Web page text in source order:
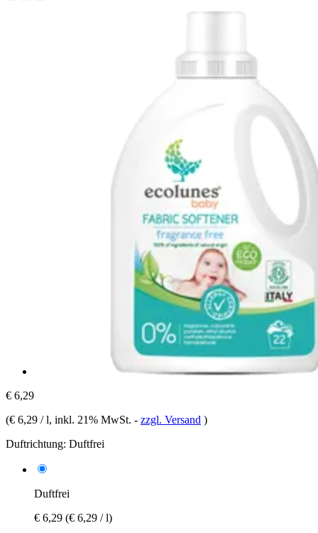
€ 6,29
(€ 6,29 / l, inkl. 21% MwSt. - zzgl. Versand )
Duftrichtung: Duftfrei
Duftfrei
€ 6,29 (€ 6,29 / l)